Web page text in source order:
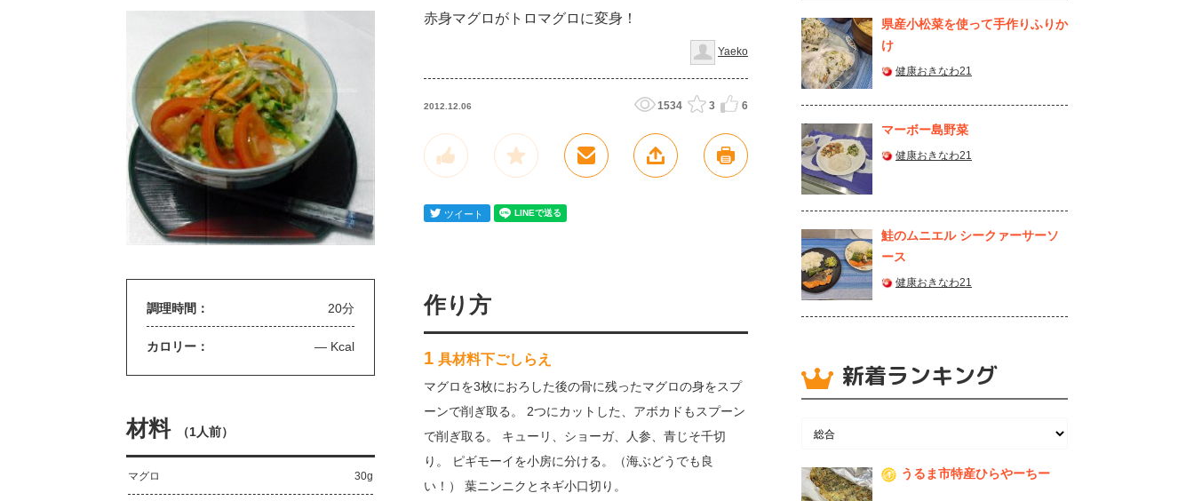
赤身マグロがトロマグロに変身！
Yaeko
2012.12.06 1534 3 6
調理時間： 20分
カロリー： — Kcal
材料 （1人前）
マグロ 30g
作り方
1 具材料下ごしらえ
マグロを3枚におろした後の骨に残ったマグロの身をスプ
ーンで削ぎ取る。 2つにカットした、アボカドもスプーン
で削ぎ取る。 キューリ、ショーガ、人参、青じそ千切
り。 ピギモーイを小房に分ける。（海ぶどうでも良
い！） 葉ニンニクとネギ小口切り。
県産⼩松菜を使って⼿作りふりか
け
健康おきなわ21
マーボー島野菜
健康おきなわ21
鮭のムニエル シークァーサーソ
ース
健康おきなわ21
新着ランキング
1 うるま市特産ひらやーちー